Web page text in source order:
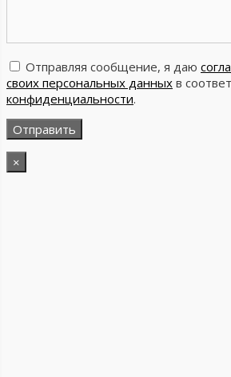
Отправляя сообщение, я даю
своих персональных данных в
конфиденциальности.
×